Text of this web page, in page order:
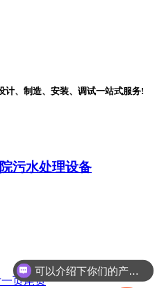
计、制造、安装、调试一站式服务!
污水处理设备
一页尾页
可以介绍下你们的产品么